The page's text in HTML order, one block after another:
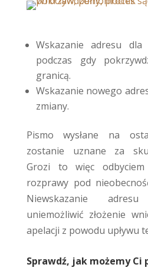
Wskazanie adresu
podczas gdy
granicą.
Wskazanie nowego
zmiany.
Pismo wysłane na
zostanie uznane za
Grozi to więc
rozprawy pod
Niewskazanie
uniemożliwić złożenie
apelacji z powodu upływu
Sprawdź, jak możemy Ci